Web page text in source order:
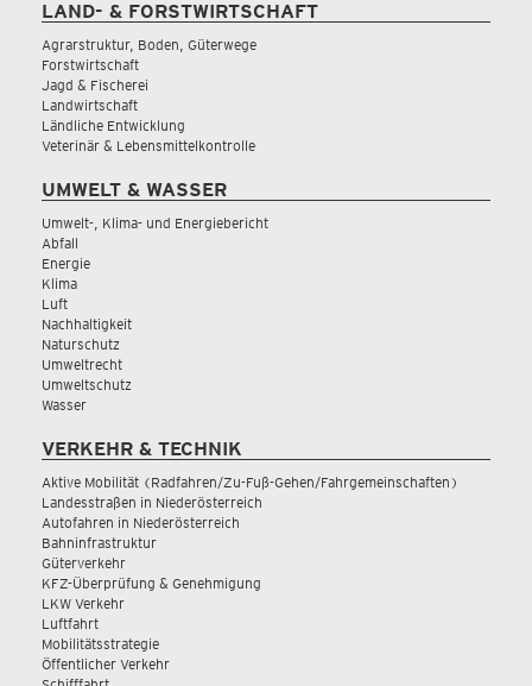
LAND- & FORSTWIRTSCHAFT
Agrarstruktur, Boden, Güterwege
Forstwirtschaft
Jagd & Fischerei
Landwirtschaft
Ländliche Entwicklung
Veterinär & Lebensmittelkontrolle
UMWELT & WASSER
Umwelt-, Klima- und Energiebericht
Abfall
Energie
Klima
Luft
Nachhaltigkeit
Naturschutz
Umweltrecht
Umweltschutz
Wasser
VERKEHR & TECHNIK
Aktive Mobilität (Radfahren/Zu-Fuß-Gehen/Fahrgemeinschaften)
Landesstraßen in Niederösterreich
Autofahren in Niederösterreich
Bahninfrastruktur
Güterverkehr
KFZ-Überprüfung & Genehmigung
LKW Verkehr
Luftfahrt
Mobilitätsstrategie
Öffentlicher Verkehr